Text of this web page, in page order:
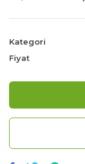
Kategori
Fiyat